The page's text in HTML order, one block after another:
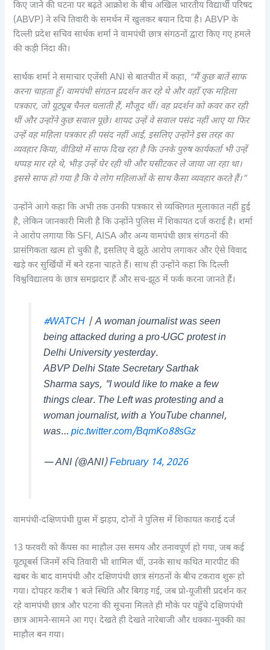
किए जाने की घटना पर बढ़ते आक्रोश के बीच अखिल भारतीय विद्यार्थी परिषद
(ABVP) ने रुचि तिवारी के समर्थन में खुलकर बयान दिया है। ABVP के
दिल्ली प्रदेश सचिव सार्थक शर्मा ने वामपंथी छात्र संगठनों द्वारा किए गए हमले
की कड़ी निंदा की।
सार्थक शर्मा ने समाचार एजेंसी ANI से बातचीत में कहा, “मैं कुछ बातें साफ
करना चाहता हूँ। वामपंथी संगठन प्रदर्शन कर रहे थे और वहाँ एक महिला
पत्रकार, जो यूट्यूब चैनल चलाती हैं, मौजूद थीं। वह प्रदर्शन को कवर कर रही
थीं और उन्होंने कुछ सवाल पूछे। शायद उन्हें वे सवाल पसंद नहीं आए या फिर
उन्हें वह महिला पत्रकार ही पसंद नहीं आई, इसलिए उन्होंने इस तरह का
व्यवहार किया, वीडियो में साफ दिख रहा है कि उनके पुरुष कार्यकर्ता भी उन्हें
थप्पड़ मार रहे थे, भीड़ उन्हें घेर रही थी और घसीटकर ले जाया जा रहा था।
इससे साफ हो गया है कि ये लोग महिलाओं के साथ कैसा व्यवहार करते हैं।”
उन्होंने आगे कहा कि अभी तक उनकी पत्रकार से व्यक्तिगत मुलाकात नहीं हुई
है, लेकिन जानकारी मिली है कि उन्होंने पुलिस में शिकायत दर्ज कराई है। शर्मा
ने आरोप लगाया कि SFI, AISA और अन्य वामपंथी छात्र संगठनों की
प्रासंगिकता खत्म हो चुकी है, इसलिए वे झूठे आरोप लगाकर और ऐसे विवाद
खड़े कर सुर्खियों में बने रहना चाहते हैं। साथ ही उन्होंने कहा कि दिल्ली
विश्वविद्यालय के छात्र समझदार हैं और सच-झूठ में फर्क करना जानते हैं।
#WATCH| A woman journalist was seen
being attacked during a pro-UGC protest in
Delhi University yesterday.
ABVP Delhi State Secretary Sarthak
Sharma says, "I would like to make a few
things clear. The Left was protesting and a
woman journalist, with a YouTube channel,
was…pic.twitter.com/BqmKo88sGz
— ANI (@ANI)February 14, 2026
वामपंथी-दक्षिणपंथी ग्रुप्स में झड़प, दोनों ने पुलिस में शिकायत कराई दर्ज
13 फरवरी को कैंपस का माहौल उस समय और तनावपूर्ण हो गया, जब कई
यूट्यूबर्स जिनमें रुचि तिवारी भी शामिल थीं, उनके साथ कथित मारपीट की
खबर के बाद वामपंथी और दक्षिणपंथी छात्र संगठनों के बीच टकराव शुरू हो
गया। दोपहर करीब 1 बजे स्थिति और बिगड़ गई, जब प्रो-यूजीसी प्रदर्शन कर
रहे वामपंथी छात्र और घटना की सूचना मिलते ही मौके पर पहुँचे दक्षिणपंथी
छात्र आमने-सामने आ गए। देखते ही देखते नारेबाजी और धक्का-मुक्की का
माहौल बन गया।